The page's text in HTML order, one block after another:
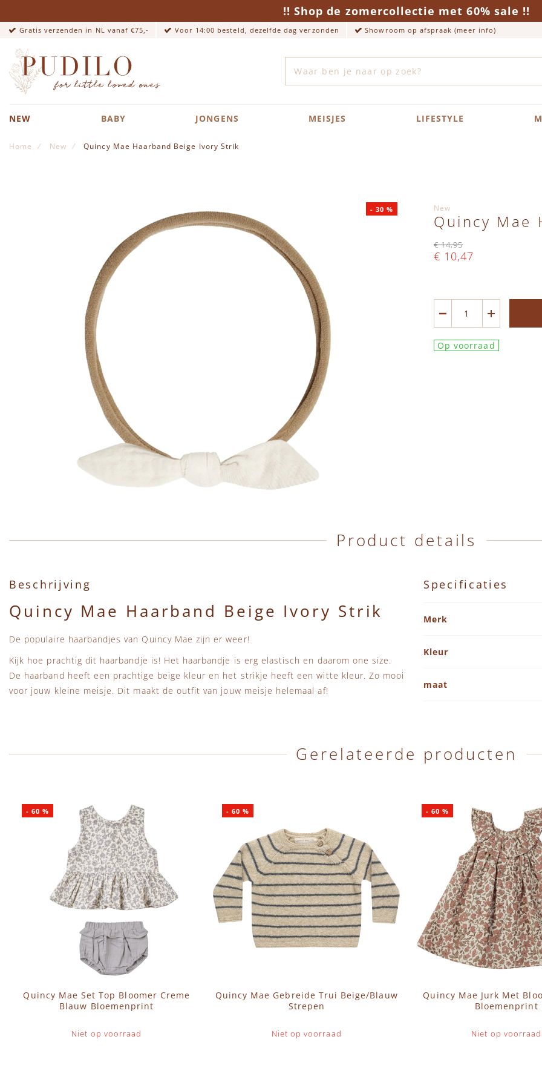
!! Shop de zomercollectie met 60% sale !!
Gratis verzenden in NL vanaf €75,- Voor 14:00 besteld, dezelfde dag verzonden Showroom op afspraak (meer info)
NEW BABY JONGENS MEISJES LIFESTYLE
Home New Quincy Mae Haarband Beige Ivory Strik
- 30 % New
Quincy Mae
€ 10,47
€ 14,95
Op voorraad
Product details
Beschrijving
Quincy Mae Haarband Beige Ivory Strik
De populaire haarbandjes van Quincy Mae zijn er weer!
Kijk hoe prachtig dit haarbandje is! Het haarbandje is erg elastisch en daarom one size.
De haarband heeft een prachtige beige kleur en het strikje heeft een witte kleur. Zo mooi
voor jouw kleine meisje. Dit maakt de outfit van jouw meisje helemaal af!
Specificaties
Merk
Kleur
maat
Gerelateerde producten
Quincy Mae Set Top Bloomer Creme
Blauw Bloemenprint
Niet op voorraad
-60 %
Quincy Mae Gebreide Trui Beige/Blauw
Strepen
Niet op voorraad
- 60 %
Quincy Mae Jurk Met
Bloemenprint
Niet op voorraad
-60 %